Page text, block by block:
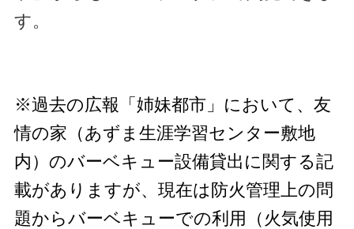
す。
※過去の広報「姉妹都市」において、友
情の家（あずま生涯学習センター敷地
内）のバーベキュー設備貸出に関する記
載がありますが、現在は防火管理上の問
題からバーベキューでの利用（火気使用